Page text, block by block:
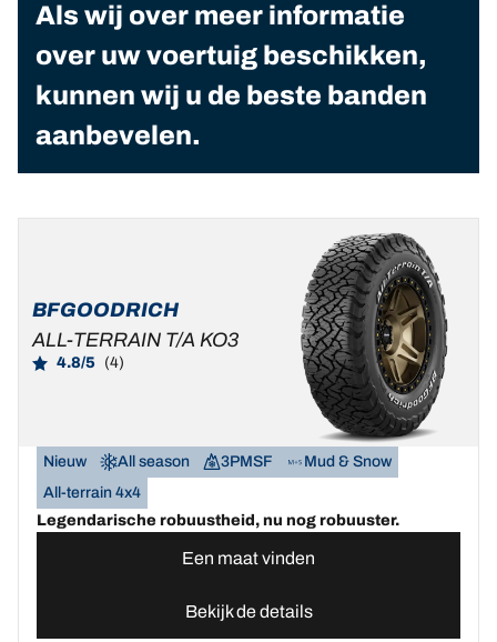
Als wij over meer informatie
over uw voertuig beschikken,
kunnen wij u de beste banden
aanbevelen.
BFGOODRICH
ALL-TERRAIN T/A KO3
4.8/5 (4)
Nieuw All season 3PMSF
Mud & Snow
All-terrain 4x4
Legendarische robuustheid, nu nog robuuster.
Een maat vinden
Bekijk de details